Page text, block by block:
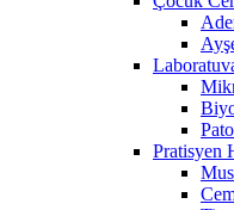
Pratisyen